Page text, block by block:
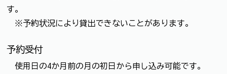
す。
※予約状況により貸出できないことがあります。
予約受付
使用日の4か月前の月の初日から申し込み可能です。